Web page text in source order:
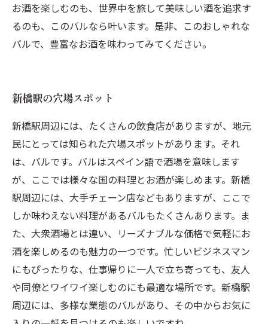
お酒を楽しむのも、世界中を旅して美味しい酒を追求す
るのも、このバルなら叶います。是非、このおしゃれな
バルで、豊富なお酒を味わってみてください。
新橋駅の穴場スポット
新橋駅周辺には、たくさんの飲食店がありますが、地元
民にとっては知られた穴場スポットがあります。それ
は、バルです。バルはスペイン語で酒場を意味します
が、ここでは様々な国の料理とお酒が楽しめます。新橋
駅周辺には、大手チェーン店などもありますが、ここで
しか味わえない料理があるバルもたくさんあります。ま
た、大衆酒場とは違い、リーズナブルな価格で気軽にお
酒を楽しめるのも魅力の一つです。忙しいビジネスマン
にもぴったりな、仕事帰りに一人で立ち寄っても、友人
や同僚とワイワイ楽しむのにも最適な場所です。新橋駅
周辺には、多様な業態のバルがあり、その中からお気に